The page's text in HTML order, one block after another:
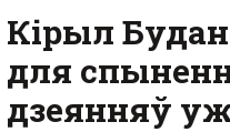
Кірыл
для
дзеянняў